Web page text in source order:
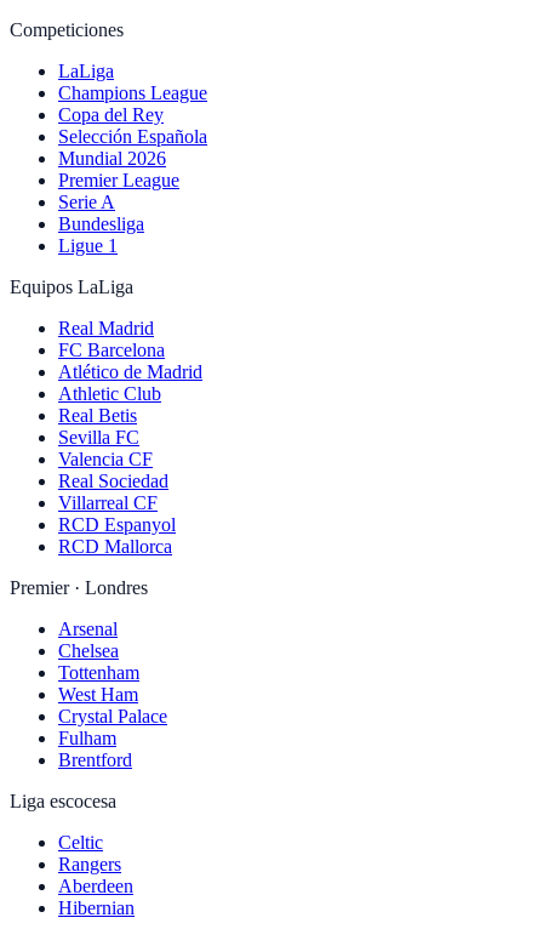
Competiciones
LaLiga
Champions League
Copa del Rey
Selección Española
Mundial 2026
Premier League
Serie A
Bundesliga
Ligue 1
Equipos LaLiga
Real Madrid
FC Barcelona
Atlético de Madrid
Athletic Club
Real Betis
Sevilla FC
Valencia CF
Real Sociedad
Villarreal CF
RCD Espanyol
RCD Mallorca
Premier · Londres
Arsenal
Chelsea
Tottenham
West Ham
Crystal Palace
Fulham
Brentford
Liga escocesa
Celtic
Rangers
Aberdeen
Hibernian